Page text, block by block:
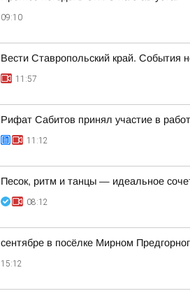
09:10
Вести Ставропольский край. События
11:57
Рифат Сабитов принял участие в
11:12
Песок, ритм и танцы — идеальное
08:12
сентябре в посёлке Мирном
15:12